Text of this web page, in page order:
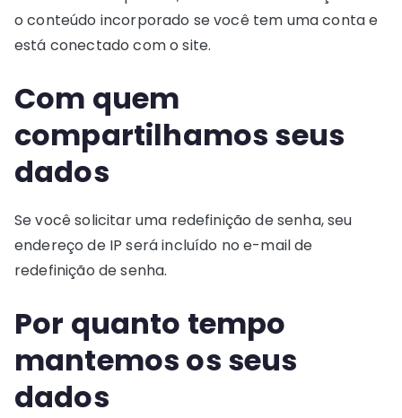
o conteúdo incorporado se você tem uma conta e
está conectado com o site.
Com quem
compartilhamos seus
dados
Se você solicitar uma redefinição de senha, seu
endereço de IP será incluído no e-mail de
redefinição de senha.
Por quanto tempo
mantemos os seus
dados